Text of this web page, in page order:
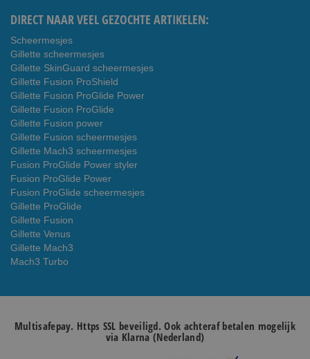
DIRECT NAAR VEEL GEZOCHTE ARTIKELEN:
Scheermesjes
Gillette scheermesjes
Gillette SkinGuard scheermesjes
Gillette Fusion ProShield
Gillette Fusion ProGlide Power
Gillette Fusion ProGlide
Gillette Fusion power
Gillette Fusion scheermesjes
Gillette Mach3 scheermesjes
Fusion ProGlide Power styler
Fusion ProGlide Power
Fusion ProGlide scheermesjes
Gillette ProGlide
Gillette Fusion
Gillette Venus
Gillette Mach3
Mach3 Turbo
Multisafepay. Https SSL beveiligd. Ook achteraf betalen mogelijk
via Klarna (Nederland)